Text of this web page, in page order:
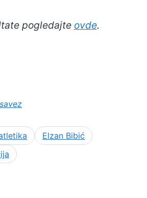
pogledajte ovde.
Elzan Bibić